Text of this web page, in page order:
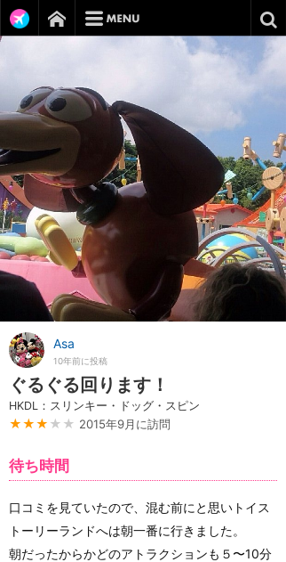
Asa
10年前に投稿
ぐるぐる回ります！
HKDL：スリンキー・ドッグ・スピン
★★★ ★★ 2015年9月に訪問
待ち時間
口コミを見ていたので、混む前にと思いトイス
トーリーランドへは朝一番に行きました。
朝だったからかどのアトラクションも５〜10分